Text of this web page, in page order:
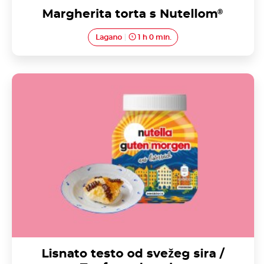
Margherita torta s Nutellom®
Lagano 1 h 0 min.
Lisnato testo od svežeg sira /